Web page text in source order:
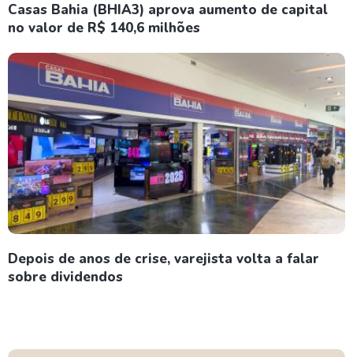
Casas Bahia (BHIA3) aprova aumento de capital
no valor de R$ 140,6 milhões
Depois de anos de crise, varejista volta a falar
sobre dividendos